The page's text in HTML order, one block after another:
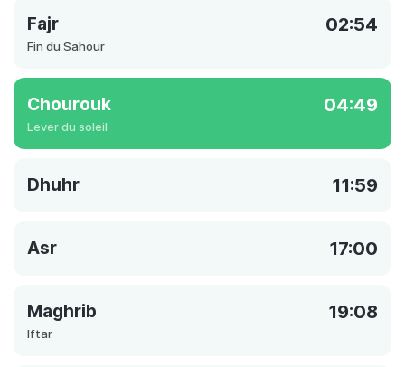
Fajr 02:54
Fin du Sahour
Chourouk 04:49
Lever du soleil
Dhuhr 11:59
Asr 17:00
Maghrib 19:08
Iftar